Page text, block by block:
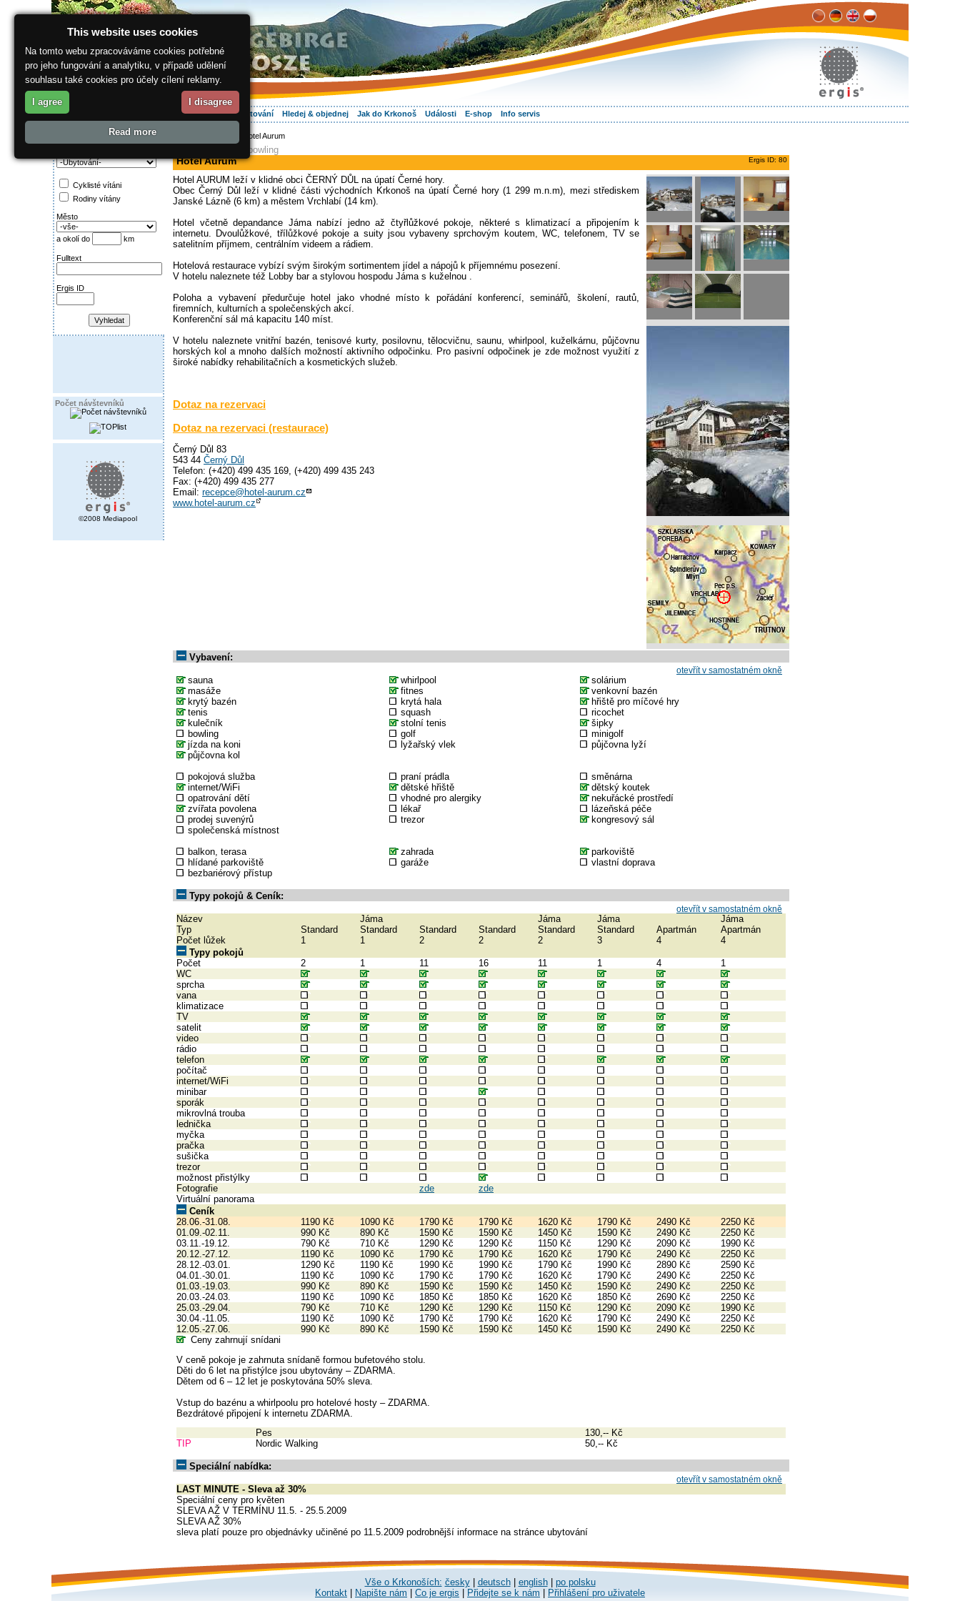
O regionu Vaše dovolená Ubytování Hledej & objednej Jak do Krkonoš Události E-shop Info servis
Najděte si:
Cyklisté vítáni
Rodiny vítány
Město
a okolí do km
Fulltext
Ergis ID
Počet návštevníků
©2008 Mediapool
> Hotel Aurum
hotel, restaurace, bowling
Ergis ID: 80
Hotel Aurum
Hotel AURUM leží v klidné obci ČERNÝ DŮL na úpatí Černé hory.
Obec Černý Důl leží v klidné části východních Krkonoš na úpatí Černé hory (1 299 m.n.m), mezi střediskem
Janské Lázně (6 km) a městem Vrchlabí (14 km).
Hotel včetně depandance Jáma nabízí jedno až čtyřlůžkové pokoje, některé s klimatizací a připojením k
internetu. Dvoulůžkové, třílůžkové pokoje a suity jsou vybaveny sprchovým koutem, WC, telefonem, TV se
satelitním příjmem, centrálním videem a rádiem.
Hotelová restaurace vybízí svým širokým sortimentem jídel a nápojů k příjemnému posezení.
V hotelu naleznete též Lobby bar a stylovou hospodu Jáma s kuželnou .
Poloha a vybavení předurčuje hotel jako vhodné místo k pořádání konferencí, seminářů, školení, rautů,
firemních, kulturních a společenských akcí.
Konferenční sál má kapacitu 140 míst.
V hotelu naleznete vnitřní bazén, tenisové kurty, posilovnu, tělocvičnu, saunu, whirlpool, kuželkárnu, půjčovnu
horských kol a mnoho dalších možností aktivního odpočinku. Pro pasivní odpočinek je zde možnost využití z
široké nabídky rehabilitačních a kosmetických služeb.
Dotaz na rezervaci
Dotaz na rezervaci (restaurace)
Černý Důl 83
543 44 Černý Důl
Telefon: (+420) 499 435 169, (+420) 499 435 243
Fax: (+420) 499 435 277
Email: recepce@hotel-aurum.cz
www.hotel-aurum.cz
Vybavení:
otevřít v samostatném okně
sauna whirlpool
solárium
masáže
fitnes
venkovní bazén
krytý bazén
krytá hala
hřiště pro míčové hry
tenis
squash
ricochet
kulečník
stolní tenis
šipky
bowling
golf
minigolf
jízda na koni
lyžařský vlek
půjčovna lyží
půjčovna kol
pokojová služba
praní prádla
směnárna
internet/WiFi
dětské hřiště
dětský koutek
opatrování dětí
vhodné pro alergiky
nekuřácké prostředí
zvířata povolena
lékař
lázeňská péče
prodej suvenýrů
trezor
kongresový sál
společenská místnost
balkon, terasa
zahrada
parkoviště
hlídané parkoviště
garáže
vlastní doprava
bezbariérový přístup
Typy pokojů & Ceník:
otevřít v samostatném okně
Název Jáma Jáma Jáma
Jáma
Typ
Standard Standard Standard Standard Standard Standard Apartmán
Apartmán
Počet lůžek
1 1 2 2 2 3 4
4
Typy pokojů
Počet
2 1 11 16 11 1 4
1
WC
sprcha
vana
klimatizace
TV
satelit
video
rádio
telefon
počítač
internet/WiFi
minibar
sporák
mikrovlná trouba
lednička
myčka
pračka
sušička
trezor
možnost přistýlky
Fotografie
zde
zde
Virtuální panorama
Ceník
28.06.-31.08.
1190 Kč 1090 Kč 1790 Kč 1790 Kč 1620 Kč 1790 Kč 2490 Kč
2250 Kč
01.09.-02.11.
990 Kč 890 Kč 1590 Kč 1590 Kč 1450 Kč 1590 Kč 2490 Kč
2250 Kč
03.11.-19.12.
790 Kč 710 Kč 1290 Kč 1290 Kč 1150 Kč 1290 Kč 2090 Kč
1990 Kč
20.12.-27.12.
1190 Kč 1090 Kč 1790 Kč 1790 Kč 1620 Kč 1790 Kč 2490 Kč
2250 Kč
28.12.-03.01.
1290 Kč 1190 Kč 1990 Kč 1990 Kč 1790 Kč 1990 Kč 2890 Kč
2590 Kč
04.01.-30.01.
1190 Kč 1090 Kč 1790 Kč 1790 Kč 1620 Kč 1790 Kč 2490 Kč
2250 Kč
01.03.-19.03.
990 Kč 890 Kč 1590 Kč 1590 Kč 1450 Kč 1590 Kč 2490 Kč
2250 Kč
20.03.-24.03.
1190 Kč 1090 Kč 1850 Kč 1850 Kč 1620 Kč 1850 Kč 2690 Kč
2250 Kč
25.03.-29.04.
790 Kč 710 Kč 1290 Kč 1290 Kč 1150 Kč 1290 Kč 2090 Kč
1990 Kč
30.04.-11.05.
1190 Kč 1090 Kč 1790 Kč 1790 Kč 1620 Kč 1790 Kč 2490 Kč
2250 Kč
12.05.-27.06.
990 Kč 890 Kč 1590 Kč 1590 Kč 1450 Kč 1590 Kč 2490 Kč
2250 Kč
Ceny zahrnují snídani
V ceně pokoje je zahrnuta snídaně formou bufetového stolu.
Děti do 6 let na přistýlce jsou ubytovány – ZDARMA.
Dětem od 6 – 12 let je poskytována 50% sleva.
Vstup do bazénu a whirlpoolu pro hotelové hosty – ZDARMA.
Bezdrátové připojení k internetu ZDARMA.
Pes
130,-- Kč
TIP
Nordic Walking 50,-- Kč
Speciální nabídka:
otevřít v samostatném okně
LAST MINUTE - Sleva až 30%
Speciální ceny pro květen
SLEVA AŽ V TERMÍNU 11.5. - 25.5.2009
SLEVA AŽ 30%
sleva platí pouze pro objednávky učiněné po 11.5.2009 podrobnější informace na stránce ubytování
Vše o Krkonoších: česky| deutsch| english| po polsku
Kontakt
Napište nám Co je ergis Přidejte se k nám Přihlášení pro uživatele
This website uses cookies
Na tomto webu zpracováváme cookies potřebné
pro jeho fungování a analytiku, v případě udělení
souhlasu také cookies pro účely cílení reklamy.
I agree I disagree
Read more